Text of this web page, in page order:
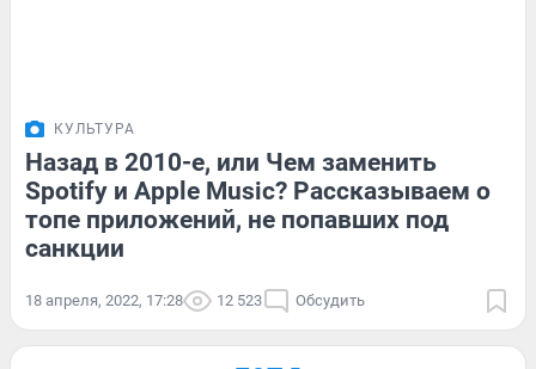
КУЛЬТУРА
Назад в 2010-е, или Чем заменить
Spotify и Apple Music? Рассказываем о
топе приложений, не попавших под
санкции
18 апреля, 2022, 17:28 12 523 Обсудить